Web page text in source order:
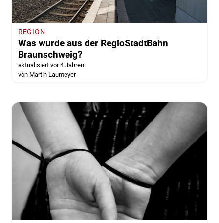
REGION
Was wurde aus der RegioStadtBahn
Braunschweig?
aktualisiert vor 4 Jahren
von Martin Laumeyer